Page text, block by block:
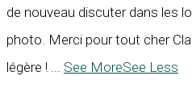
de nouveau discuter dans les
photo. Merci pour tout cher
légère !
See MoreSee Less